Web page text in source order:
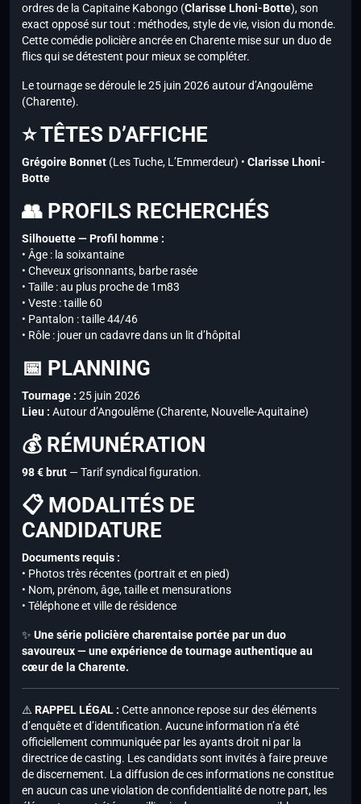
ordres de la Capitaine Kabongo (Clarisse Lhoni-Botte), son
exact opposé sur tout : méthodes, style de vie, vision du monde.
Cette comédie policière ancrée en Charente mise sur un duo de
flics qui se détestent pour mieux se compléter.
Le tournage se déroule le 25 juin 2026 autour d’Angoulême
(Charente).
⭐ TÊTES D’AFFICHE
Grégoire Bonnet (Les Tuche, L’Emmerdeur) • Clarisse Lhoni-
Botte
👥 PROFILS RECHERCHÉS
Silhouette — Profil homme :
• Âge : la soixantaine
• Cheveux grisonnants, barbe rasée
• Taille : au plus proche de 1m83
• Veste : taille 60
• Pantalon : taille 44/46
• Rôle : jouer un cadavre dans un lit d’hôpital
📅 PLANNING
Tournage : 25 juin 2026
Lieu : Autour d’Angoulême (Charente, Nouvelle-Aquitaine)
💰 RÉMUNÉRATION
98 € brut — Tarif syndical figuration.
📋 MODALITÉS DE
CANDIDATURE
Documents requis :
• Photos très récentes (portrait et en pied)
• Nom, prénom, âge, taille et mensurations
• Téléphone et ville de résidence
✨ Une série policière charentaise portée par un duo
savoureux — une expérience de tournage authentique au
cœur de la Charente.
⚠️ RAPPEL LÉGAL : Cette annonce repose sur des éléments
d’enquête et d’identification. Aucune information n’a été
officiellement communiquée par les ayants droit ni par la
directrice de casting. Les candidats sont invités à faire preuve
de discernement. La diffusion de ces informations ne constitue
en aucun cas une violation de confidentialité de notre part, les